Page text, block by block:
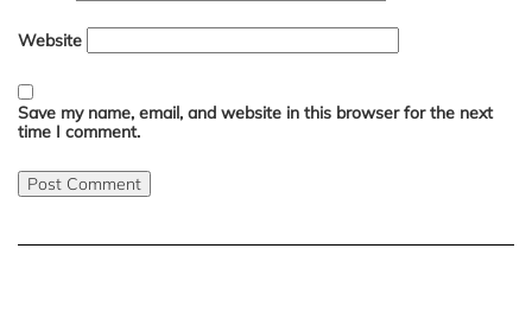
Website
Save my name, email, and website in this browser for the next
time I comment.